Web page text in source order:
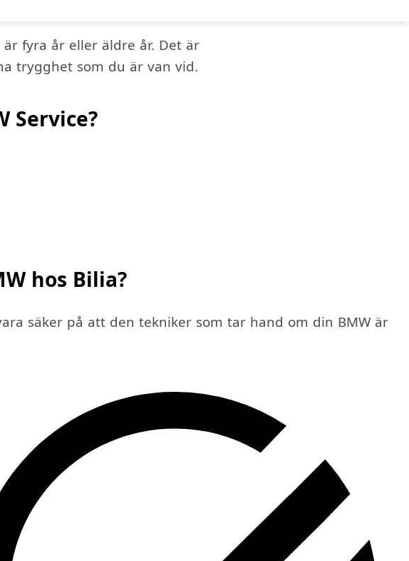
är fyra år eller äldre år. Det är
trygghet som du är van vid.
Service?
hos Bilia?
säker på att den tekniker som tar hand om din BMW är